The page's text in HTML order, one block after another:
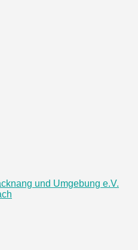
und Umgebung e.V.